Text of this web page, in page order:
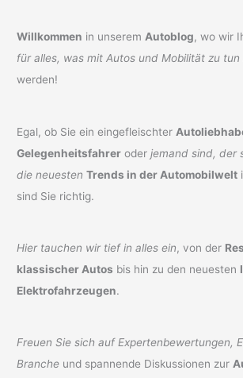
Willkommen in unseremAutoblog, wo wir
für alles, was mit Autos und Mobilität zu tun
werden!
Egal, ob Sie ein eingefleischter
Gelegenheitsfahrer oderjemand sind, der
die neuesten Trends in der Automobilwelt
sind Sie richtig.
Hier tauchen wir tief in alles ein, von der
klassischer Autos bis hin zu den neuesten
Elektrofahrzeugen.
Freuen Sie sich auf Expertenbewertungen,
Branche und spannende Diskussionen zur